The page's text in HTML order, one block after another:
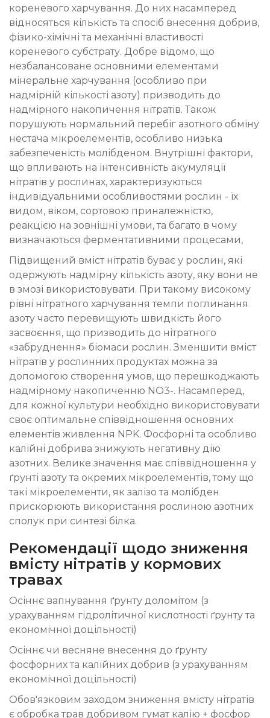
кореневого харчування. До них насамперед
відносяться кількість та спосіб внесення добрив,
фізико-хімічні та механічні властивості
кореневого субстрату. Добре відомо, що
незбалансоване основними елементами
мінеральне харчування (особливо при
надмірній кількості азоту) призводить до
надмірного накопичення нітратів. Також
порушують нормальний перебіг азотного обміну
нестача мікроелементів, особливо низька
забезпеченість молібденом. Внутрішні фактори,
що впливають на інтенсивність акумуляції
нітратів у рослинах, характеризуються
індивідуальними особливостями рослин - їх
видом, віком, сортовою приналежністю,
реакцією на зовнішні умови, та багато в чому
визначаються ферментативними процесами,
Підвищений вміст нітратів буває у рослин, які
одержують надмірну кількість азоту, яку вони не
в змозі використовувати. При такому високому
рівні нітратного харчування темпи поглинання
азоту часто перевищують швидкість його
засвоєння, що призводить до нітратного
«забруднення» біомаси рослин. Зменшити вміст
нітратів у рослинних продуктах можна за
допомогою створення умов, що перешкоджають
надмірному накопиченню NO3-. Насамперед,
для кожної культури необхідно використовувати
своє оптимальне співвідношення основних
елементів живлення NPK. Фосфорні та особливо
калійні добрива знижують негативну дію
азотних. Велике значення має співвідношення у
ґрунті азоту та окремих мікроелементів, тому що
такі мікроелементи, як залізо та молібден
прискорюють використання рослиною азотних
сполук при синтезі білка.
Рекомендації щодо зниження
вмісту нітратів у кормових
травах
Осіннє вапнування ґрунту доломітом (з
урахуванням гідролітичної кислотності ґрунту та
економічної доцільності)
Осіннє чи весняне внесення до ґрунту
фосфорних та калійних добрив (з урахуванням
економічної доцільності)
Обов'язковим заходом зниження вмісту нітратів
є обробка трав добривом гумат калію + фосфор